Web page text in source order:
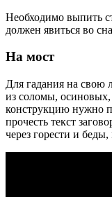
Необходимо выпить
должен явиться во
На мост
Для гадания на свою
из соломы, осиновых,
конструкцию нужно
прочесть текст
через горести и беды,